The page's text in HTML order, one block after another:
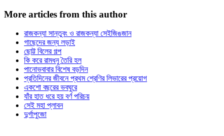
More articles from this author
রাজকন্যা সান্তুবং ও রাজকন্যা সেইজিঙজান
গাছেদের জন্য লড়াই
ছোট্ট বিলের গল্প
কি করে রামধনু তৈরি হল
পানোভবাবার বিশেষ বড়দিন
প্রতিদিনের জীবনে প্রথম শ্রেণির লিভারের প্রয়োগ
একশো বছরের ভবঘুরে
যাঁর হাত ধরে হয় বর্ণ পরিচয়
সেই মহা প্লাবন
দুর্গাপুজো